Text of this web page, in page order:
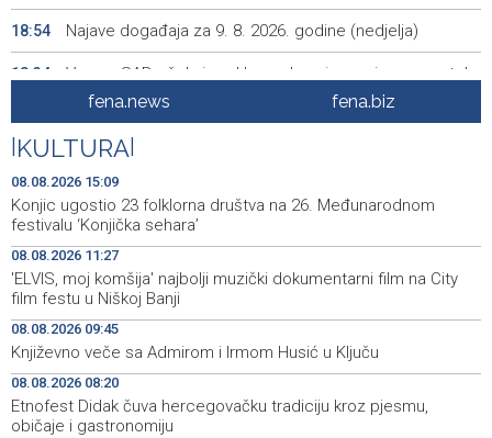
18:54 Najave događaja za 9. 8. 2026. godine (nedjelja)
18:34
Vance: SAD očekuje od Irana da osigura siguran protok
nafte kroz Hormuški moreuz
18:21
Iranski šef sigurnosti: Hormuški moreuz će ostati
zatvoren dok SAD ne ispuni zahtjeve Teherana
18:09
Iran 'vrlo blizu' dogovora s Omanom o novoj Hormuškoj
brodskoj ruti
18:05
Koncertom Marije Šerifović večeras se zatvara
manifestacija 'Dani dijaspore Travnik 2026'
17:26
Kod mosta Brčko - Gunja pronađene kosti, vještaci
sudske medicine utvrđuju porijeklo
17:15
'Pekijada' u Varešu okupila 37 ekipa iz četiri države
regiona
fena.news fena.biz
KULTURA
08.08.2026 15:09
Konjic ugostio 23 folklorna društva na 26. Međunarodnom
festivalu ‘Konjička sehara’
08.08.2026 11:27
'ELVIS, moj komšija' najbolji muzički dokumentarni film na City
film festu u Niškoj Banji
08.08.2026 09:45
Književno veče sa Admirom i Irmom Husić u Ključu
08.08.2026 08:20
Etnofest Didak čuva hercegovačku tradiciju kroz pjesmu,
običaje i gastronomiju